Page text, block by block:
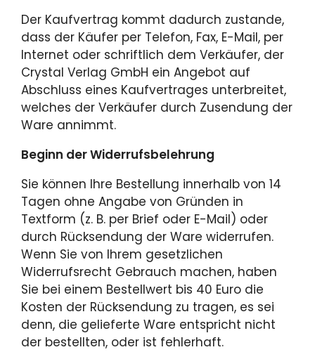
Der Kaufvertrag kommt dadurch zustande,
dass der Käufer per Telefon, Fax, E-Mail, per
Internet oder schriftlich dem Verkäufer, der
Crystal Verlag GmbH ein Angebot auf
Abschluss eines Kaufvertrages unterbreitet,
welches der Verkäufer durch Zusendung der
Ware annimmt.
Beginn der Widerrufsbelehrung
Sie können Ihre Bestellung innerhalb von 14
Tagen ohne Angabe von Gründen in
Textform (z. B. per Brief oder E-Mail) oder
durch Rücksendung der Ware widerrufen.
Wenn Sie von Ihrem gesetzlichen
Widerrufsrecht Gebrauch machen, haben
Sie bei einem Bestellwert bis 40 Euro die
Kosten der Rücksendung zu tragen, es sei
denn, die gelieferte Ware entspricht nicht
der bestellten, oder ist fehlerhaft.